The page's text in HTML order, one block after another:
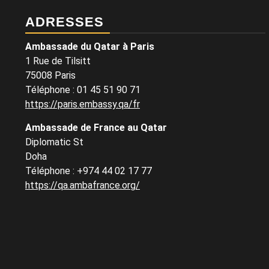
ADRESSES
Ambassade du Qatar à Paris
1 Rue de Tilsitt
75008 Paris
Téléphone : 01 45 51 90 71
https://paris.embassy.qa/fr
Ambassade de France au Qatar
Diplomatic St
Doha
Téléphone : +974 44 02 17 77
https://qa.ambafrance.org/